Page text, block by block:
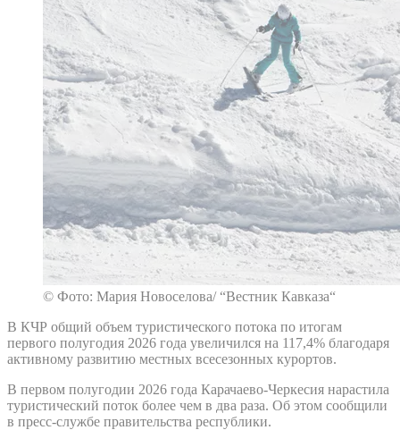
© Фото: Мария Новоселова/ “Вестник Кавказа“
В КЧР общий объем туристического потока по итогам
первого полугодия 2026 года увеличился на 117,4% благодаря
активному развитию местных всесезонных курортов.
В первом полугодии 2026 года Карачаево-Черкесия нарастила
туристический поток более чем в два раза. Об этом сообщили
в пресс-службе правительства республики.